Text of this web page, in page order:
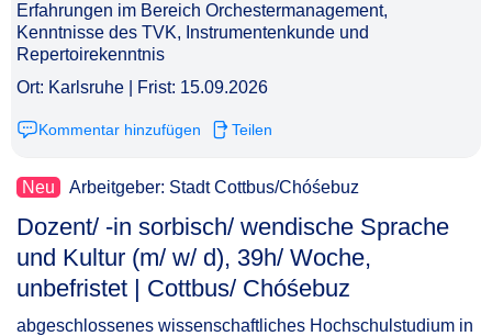
Erfahrungen im Bereich Orchestermanagement,
Kenntnisse des TVK, Instrumentenkunde und
Repertoirekenntnis
Ort: Karlsruhe | Frist: 15.09.2026
Kommentar hinzufügen Teilen
Neu Arbeitgeber: Stadt Cottbus/Chóśebuz
Dozent/ -in sorbisch/ wendische Sprache
und Kultur (m/ w/ d), 39h/ Woche,
unbefristet | Cottbus/ Chóśebuz​‌‌‌‌​‌​‌‌‌‌​‌​​​‌‌
abgeschlossenes wissenschaftliches Hochschulstudium in